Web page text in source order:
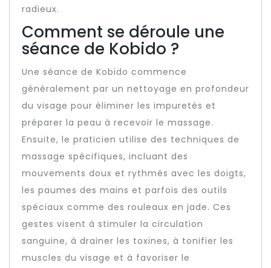
radieux.
Comment se déroule une
séance de Kobido ?
Une séance de Kobido commence
généralement par un nettoyage en profondeur
du visage pour éliminer les impuretés et
préparer la peau à recevoir le massage.
Ensuite, le praticien utilise des techniques de
massage spécifiques, incluant des
mouvements doux et rythmés avec les doigts,
les paumes des mains et parfois des outils
spéciaux comme des rouleaux en jade. Ces
gestes visent à stimuler la circulation
sanguine, à drainer les toxines, à tonifier les
muscles du visage et à favoriser le